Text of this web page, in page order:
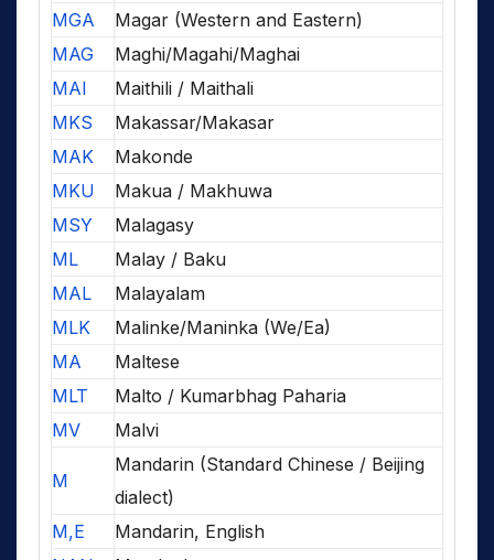
MGA
Magar (Western and Eastern)
MAG
Maghi/Magahi/Maghai
MAI
Maithili / Maithali
MKS
Makassar/Makasar
MAK
Makonde
MKU
Makua / Makhuwa
MSY
Malagasy
ML
Malay / Baku
MAL
Malayalam
MLK
Malinke/Maninka (We/Ea)
MA
Maltese
MLT
Malto / Kumarbhag Paharia
MV
Malvi
M
Mandarin (Standard Chinese / Beijing
dialect)
M,E
Mandarin, English